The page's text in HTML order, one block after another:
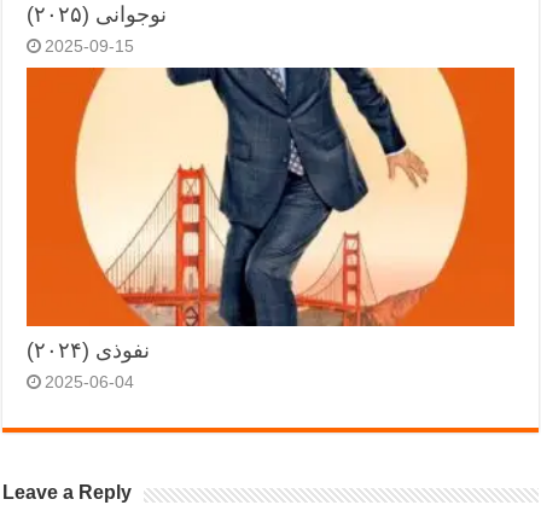
نوجوانی (۲۰۲۵)
2025-09-15
نفوذی (۲۰۲۴)
2025-06-04
Leave a Reply